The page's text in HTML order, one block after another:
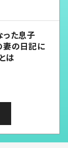
った息子
妻の日記に
は